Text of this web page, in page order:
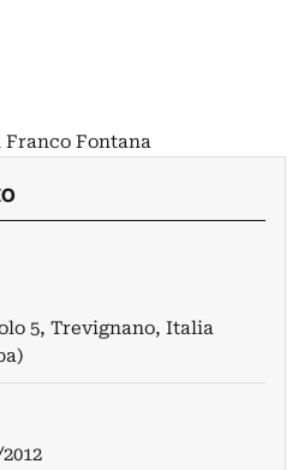
Fontana
5, Trevignano, Italia